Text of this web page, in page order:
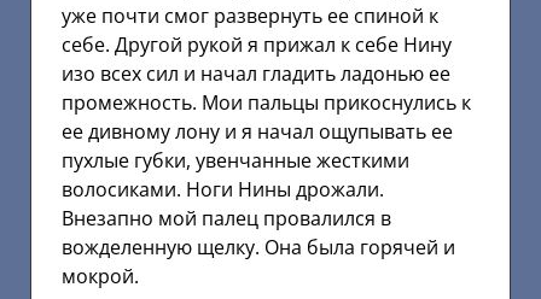
уже почти смог развернуть ее спиной к
себе. Другой рукой я прижал к себе Нину
изо всех сил и начал гладить ладонью ее
промежность. Мои пальцы прикоснулись к
ее дивному лону и я начал ощупывать ее
пухлые губки, увенчанные жесткими
волосиками. Ноги Нины дрожали.
Внезапно мой палец провалился в
вожделенную щелку. Она была горячей и
мокрой.